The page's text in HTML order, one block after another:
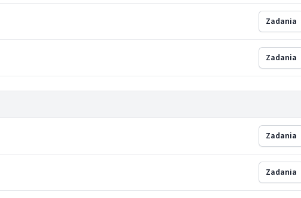
Zadania
Zadania
Zadania
Zadania